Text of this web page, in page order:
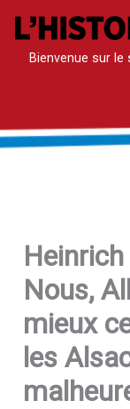
Aller
contenuBienvenue sur le
Nous,
mieux
les